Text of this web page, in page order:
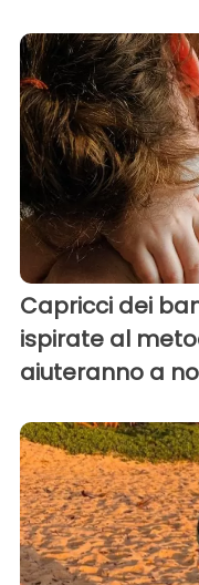
Capricci dei
ispirate al
aiuteranno a